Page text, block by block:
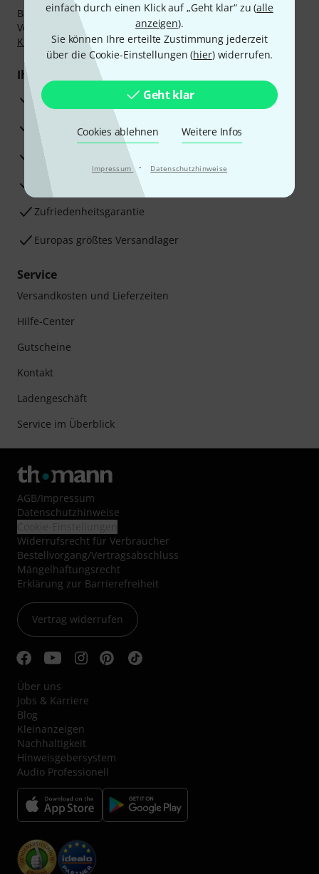
einfach durch einen Klick auf „Geht klar“ zu (alle
anzeigen).
Sie können Ihre erteilte Zustimmung jederzeit
über die Cookie-Einstellungen (hier) widerrufen.
Geht klar
Cookies ablehnen Weitere Infos
Impressum · Datenschutzhinweise
Bezahlen Sie vertraulich und sicher per Nachnahme,
Vorkasse, PayPal, Amazon Pay,Klarna Sofort bezahlen
Klarna Ratenzahlungoder Kreditkarte.
Ihre Vorteile
3 Jahre Thomann Garantie
30 Tage Money-Back-Garantie
Beratung durch Fachexperten
Zufriedenheitsgarantie
Europas größtes Versandlager
Service
Versandkosten und Lieferzeiten
Hilfe-Center
Gutscheine
Kontakt
Ladengeschäft
Service im Überblick
AGB/Impressum
Datenschutzhinweise
Widerrufsrecht für Verbraucher
Bestellvorgang/Vertragsabschluss
Mängelhaftungsrecht
Erklärung zur Barrierefreiheit
Vertrag widerrufen
Über uns
Jobs & Karriere
Blog
Kleinanzeigen
Nachhaltigkeit
Hinweisgebersystem
Audio Professionell